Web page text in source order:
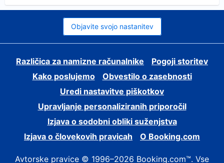
Objavite svojo nastanitev
Različica za namizne računalnike
Pogoji storitev
Kako poslujemo
Obvestilo o zasebnosti
Uredi nastavitve piškotkov
Upravljanje personaliziranih priporočil
Izjava o sodobni obliki suženjstva
Izjava o človekovih pravicah
O Booking.com
Avtorske pravice © 1996–2026 Booking.com™. Vse